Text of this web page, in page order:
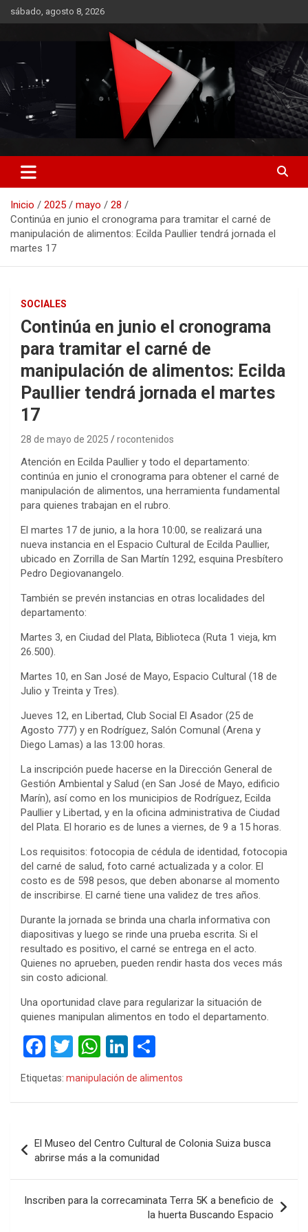
Saltar
al
sábado, agosto 8, 2026
RO CONTENIDOS
Inicio 2025 mayo
28
Continúa en junio el cronograma para tramitar el carné de
manipulación de alimentos: Ecilda Paullier tendrá jornada el
martes 17
SOCIALES
Continúa en junio el cronograma
para tramitar el carné de
manipulación de alimentos: Ecilda
Paullier tendrá jornada el martes
17
28 de mayo de 2025 rocontenidos
Atención en Ecilda Paullier y todo el departamento:
continúa en junio el cronograma para obtener el carné de
manipulación de alimentos, una herramienta fundamental
para quienes trabajan en el rubro.
El martes 17 de junio, a la hora 10:00, se realizará una
nueva instancia en el Espacio Cultural de Ecilda Paullier,
ubicado en Zorrilla de San Martín 1292, esquina Presbítero
Pedro Degiovanangelo.
También se prevén instancias en otras localidades del
departamento:
Martes 3, en Ciudad del Plata, Biblioteca (Ruta 1 vieja, km
26.500).
Martes 10, en San José de Mayo, Espacio Cultural (18 de
Julio y Treinta y Tres).
Jueves 12, en Libertad, Club Social El Asador (25 de
Agosto 777) y en Rodríguez, Salón Comunal (Arena y
Diego Lamas) a las 13:00 horas.
La inscripción puede hacerse en la Dirección General de
Gestión Ambiental y Salud (en San José de Mayo, edificio
Marín), así como en los municipios de Rodríguez, Ecilda
Paullier y Libertad, y en la oficina administrativa de Ciudad
del Plata. El horario es de lunes a viernes, de 9 a 15 horas.
Los requisitos: fotocopia de cédula de identidad, fotocopia
del carné de salud, foto carné actualizada y a color. El
costo es de 598 pesos, que deben abonarse al momento
de inscribirse. El carné tiene una validez de tres años.
Durante la jornada se brinda una charla informativa con
diapositivas y luego se rinde una prueba escrita. Si el
resultado es positivo, el carné se entrega en el acto.
Quienes no aprueben, pueden rendir hasta dos veces más
sin costo adicional.
Una oportunidad clave para regularizar la situación de
quienes manipulan alimentos en todo el departamento.
F
a
ce
o
o
k
T
wi
tt
W
at
A
p
p
Li
n
ke
n
m
ar
tir
Etiquetas: manipulación de alimentos
de
entradas
El Museo del Centro Cultural de Colonia Suiza busca
abrirse más a la comunidad
Inscriben para la correcaminata Terra 5K a beneficio de
la huerta Buscando Espacio